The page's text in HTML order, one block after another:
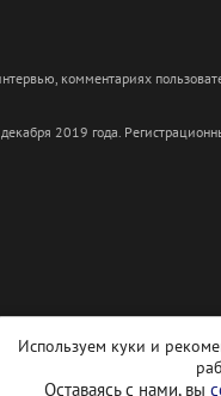
комментариях
декабря 2019 года.
Используем куки и
Оставаясь с нами, вы